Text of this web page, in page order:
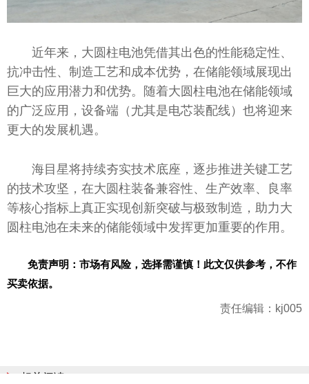
近年来，大圆柱电池凭借其出色的性能稳定性、
抗冲击性、制造工艺和成本优势，在储能领域展现出
巨大的应用潜力和优势。随着大圆柱电池在储能领域
的广泛应用，设备端（尤其是电芯装配线）也将迎来
更大的发展机遇。
海目星将持续夯实技术底座，逐步推进关键工艺
的技术攻坚，在大圆柱装备兼容性、生产效率、良率
等核心指标上真正实现创新突破与极致制造，助力大
圆柱电池在未来的储能领域中发挥更加重要的作用。
免责声明：市场有风险，选择需谨慎！此文仅供参考，不作
买卖依据。
责任编辑：kj005
相关阅读